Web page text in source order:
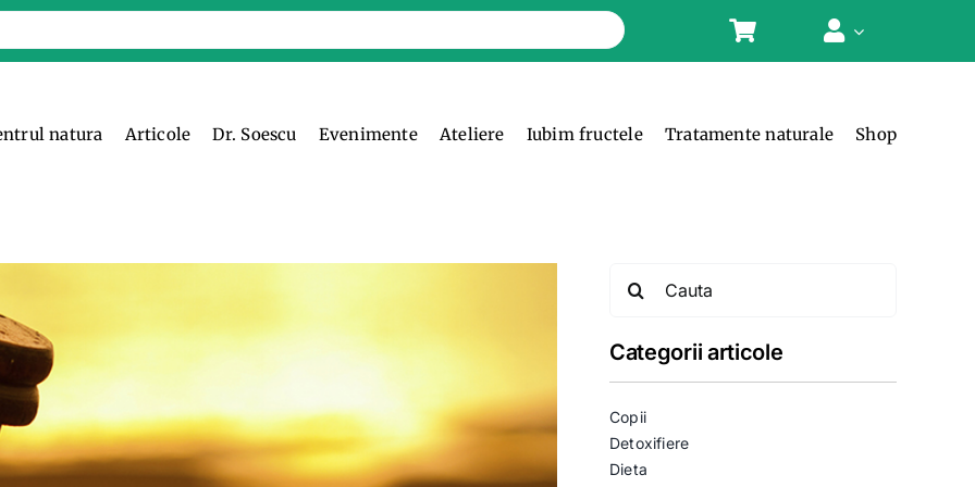
natura Articole Dr. Soescu Evenimente Ateliere Iubim fructele Tratamente naturale Shop
Categorii articole
Copii
Detoxifiere
Dieta